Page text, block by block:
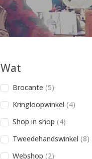
Wat
Brocante (5)
Kringloopwinkel (4)
Shop in shop (4)
Tweedehandswinkel (8)
Webshop (2)